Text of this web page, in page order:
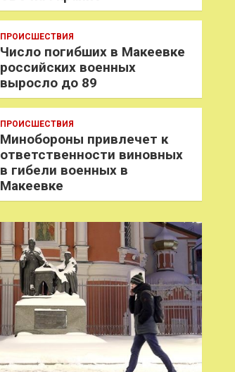
ПРОИСШЕСТВИЯ
Число погибших в Макеевке
российских военных
выросло до 89
ПРОИСШЕСТВИЯ
Минобороны привлечет к
ответственности виновных
в гибели военных в
Макеевке